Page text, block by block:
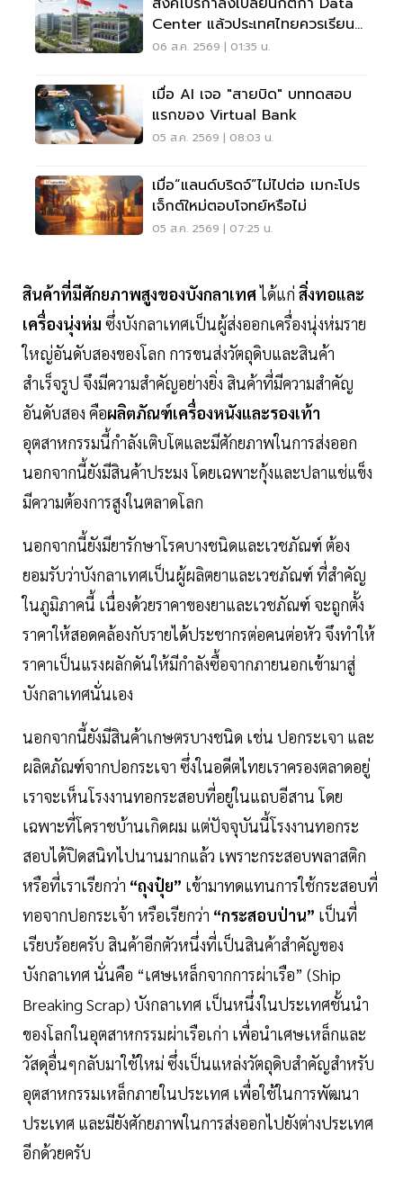
Center แล้วประเทศไทยควรเรียนรู้
อะไร?
06 ส.ค. 2569 | 01:35 น.
เมื่อ AI เจอ "สายบิด" บททดสอบ
แรกของ Virtual Bank
05 ส.ค. 2569 | 08:03 น.
เมื่อ“แลนด์บริดจ์”ไม่ไปต่อ เมกะโปร
เจ็กต์ใหม่ตอบโจทย์หรือไม่
05 ส.ค. 2569 | 07:25 น.
สินค้าที่มีศักยภาพสูงของบังกลาเทศได้แก่ สิ่งทอและ
เครื่องนุ่งห่ม ซึ่งบังกลาเทศเป็นผู้ส่งออกเครื่องนุ่งห่มราย
ใหญ่อันดับสองของโลก การขนส่งวัตถุดิบและสินค้า
สำเร็จรูป จึงมีความสำคัญอย่างยิ่ง สินค้าที่มีความสำคัญ
อันดับสอง คือผลิตภัณฑ์เครื่องหนังและรองเท้า
อุตสาหกรรมนี้กำลังเติบโตและมีศักยภาพในการส่งออก
นอกจากนี้ยังมีสินค้าประมง โดยเฉพาะกุ้งและปลาแช่แข็ง
มีความต้องการสูงในตลาดโลก
นอกจากนี้ยังมียารักษาโรคบางชนิดและเวชภัณฑ์ ต้อง
ยอมรับว่าบังกลาเทศเป็นผู้ผลิตยาและเวชภัณฑ์ ที่สำคัญ
ในภูมิภาคนี้ เนื่องด้วยราคาของยาและเวชภัณฑ์ จะถูกตั้ง
ราคาให้สอดคล้องกับรายได้ประชากรต่อคนต่อหัว จึงทำให้
ราคาเป็นแรงผลักดันให้มีกำลังซื้อจากภายนอกเข้ามาสู่
บังกลาเทศนั่นเอง
นอกจากนี้ยังมีสินค้าเกษตรบางชนิด เช่น ปอกระเจา และ
ผลิตภัณฑ์จากปอกระเจา ซึ่งในอดีตไทยเราครองตลาดอยู่
เราจะเห็นโรงงานทอกระสอบที่อยู่ในแถบอีสาน โดย
เฉพาะที่โคราชบ้านเกิดผม แต่ปัจจุบันนี้โรงงานทอกระ
สอบได้ปิดสนิทไปนานมากแล้ว เพราะกระสอบพลาสติก
หรือที่เราเรียกว่า “ถุงปุ๋ย” เข้ามาทดแทนการใช้กระสอบที่
ทอจากปอกระเจ้า หรือเรียกว่า “กระสอบป่าน” เป็นที่
เรียบร้อยครับ สินค้าอีกตัวหนึ่งที่เป็นสินค้าสำคัญของ
บังกลาเทศ นั่นคือ “เศษเหล็กจากการผ่าเรือ” (Ship
Breaking Scrap) บังกลาเทศ เป็นหนึ่งในประเทศชั้นนำ
ของโลกในอุตสาหกรรมผ่าเรือเก่า เพื่อนำเศษเหล็กและ
วัสดุอื่นๆกลับมาใช้ใหม่ ซึ่งเป็นแหล่งวัตถุดิบสำคัญสำหรับ
อุตสาหกรรมเหล็กภายในประเทศ เพื่อใช้ในการพัฒนา
ประเทศ และมียังศักยภาพในการส่งออกไปยังต่างประเทศ
อีกด้วยครับ